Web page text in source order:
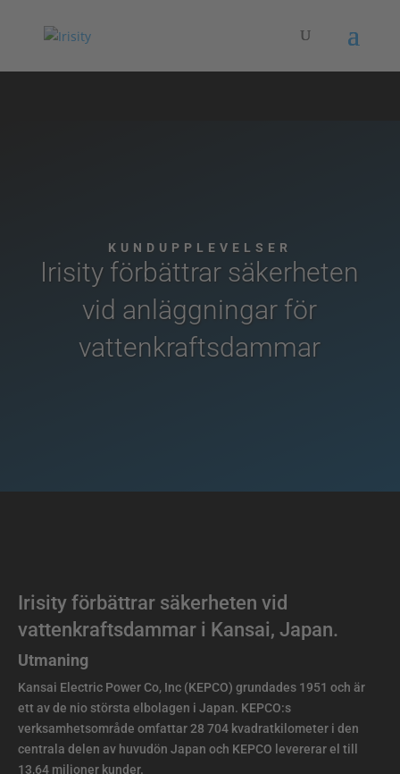
KUNDUPPLEVELSER
Irisity förbättrar säkerheten
vid anläggningar för
vattenkraftsdammar
Irisity förbättrar säkerheten vid
vattenkraftsdammar i Kansai, Japan.
Utmaning
Kansai Electric Power Co, Inc (KEPCO) grundades 1951 och är
ett av de nio största elbolagen i Japan. KEPCO:s
verksamhetsområde omfattar 28 704 kvadratkilometer i den
centrala delen av huvudön Japan och KEPCO levererar el till
13,64 miljoner kunder.